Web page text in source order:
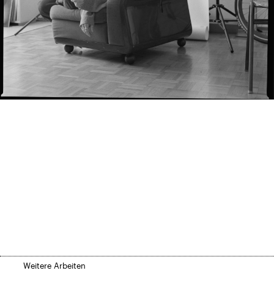
Weitere Arbeiten